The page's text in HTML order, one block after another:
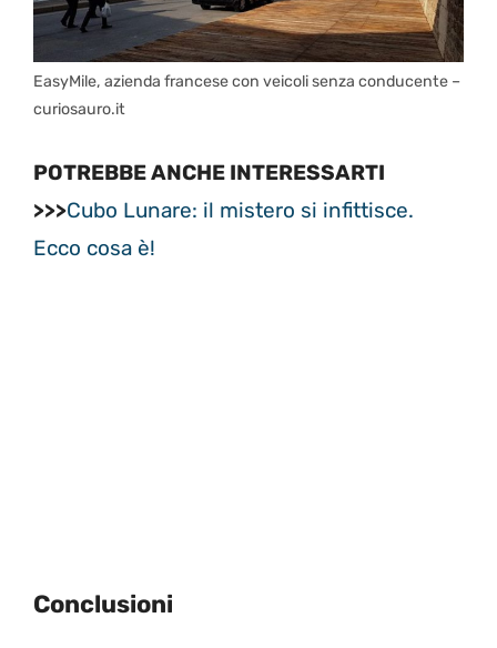
EasyMile, azienda francese con veicoli senza conducente –
curiosauro.it
POTREBBE ANCHE INTERESSARTI
>>>Cubo Lunare: il mistero si infittisce.
Ecco cosa è!
Conclusioni